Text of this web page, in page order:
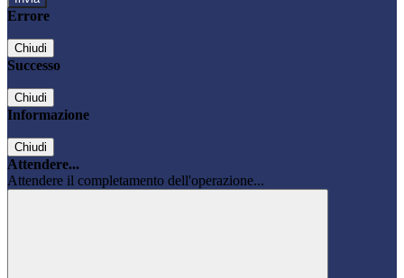
Errore
Chiudi
Successo
Chiudi
Informazione
Chiudi
Attendere...
Attendere il completamento dell'operazione...